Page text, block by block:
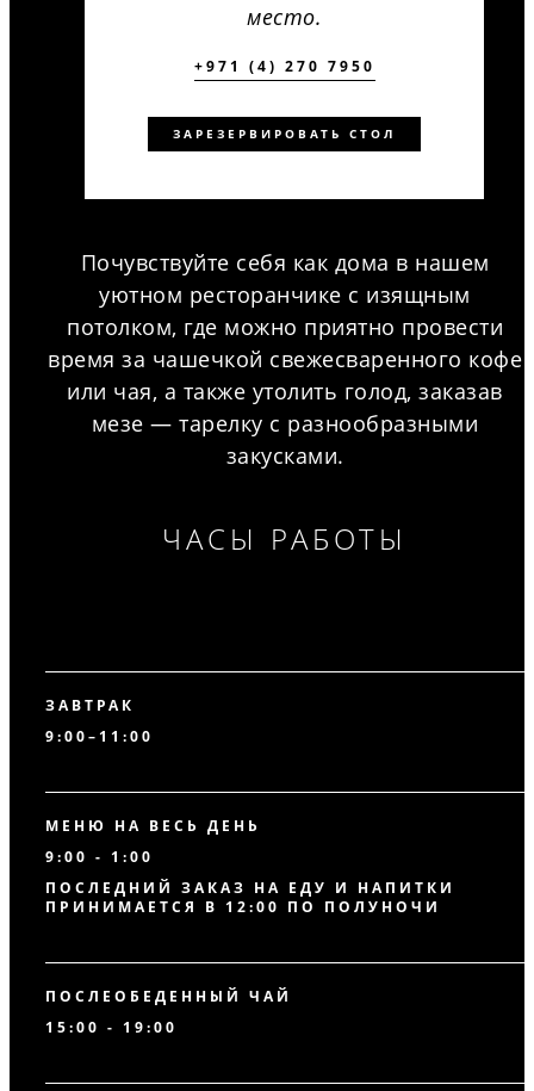
место.
+971 (4) 270 7950
ЗАРЕЗЕРВИРОВАТЬ СТОЛ
Почувствуйте себя как дома в нашем
уютном ресторанчике с изящным
потолком, где можно приятно провести
время за чашечкой свежесваренного кофе
или чая, а также утолить голод, заказав
мезе — тарелку с разнообразными
закусками.
ЧАСЫ РАБОТЫ
ЗАВТРАК
9:00–11:00
МЕНЮ НА ВЕСЬ ДЕНЬ
9:00 - 1:00
ПОСЛЕДНИЙ ЗАКАЗ НА ЕДУ И НАПИТКИ
ПРИНИМАЕТСЯ В 12:00 ПО ПОЛУНОЧИ
ПОСЛЕОБЕДЕННЫЙ ЧАЙ
15:00 - 19:00